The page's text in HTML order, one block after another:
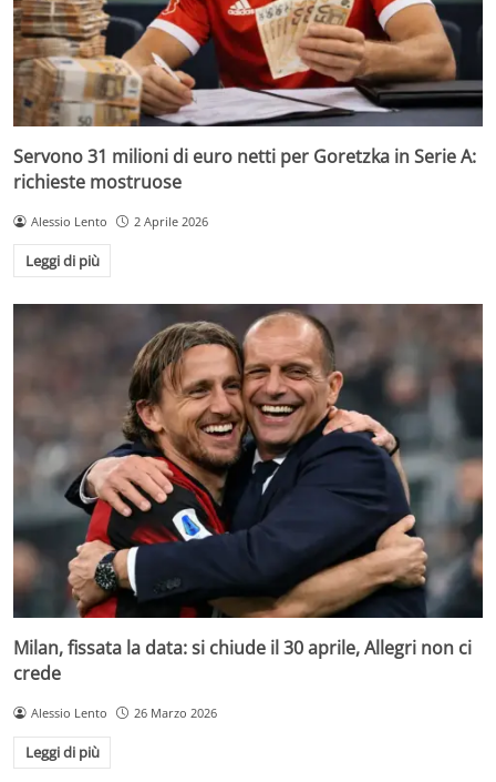
Servono 31 milioni di euro netti per Goretzka in Serie A:
richieste mostruose
Alessio Lento 2 Aprile 2026
Leggi di più
Milan, fissata la data: si chiude il 30 aprile, Allegri non ci
crede
Alessio Lento 26 Marzo 2026
Leggi di più